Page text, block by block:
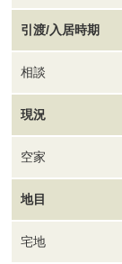
引渡/入居時期
相談
現況
空家
地目
宅地